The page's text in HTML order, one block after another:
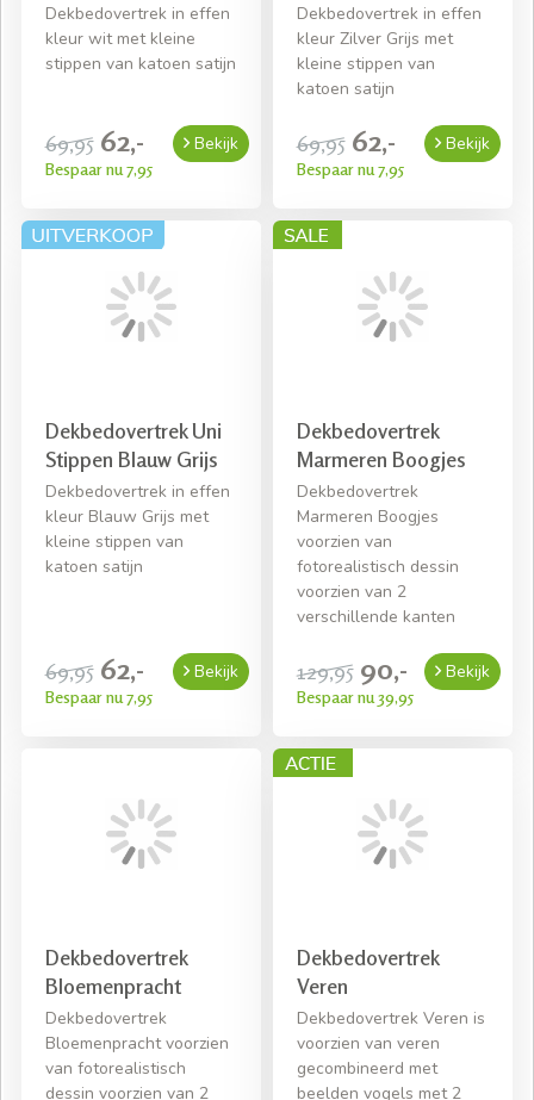
Dekbedovertrek in effen
kleur wit met kleine
stippen van katoen satijn
69,95 62,-
Bespaar nu 7,95
Bekijk
Dekbedovertrek in effen
kleur Zilver Grijs met
kleine stippen van
katoen satijn
69,95 62,-
Bespaar nu 7,95
Bekijk
Dekbedovertrek Uni
Stippen Blauw Grijs
Dekbedovertrek in effen
kleur Blauw Grijs met
kleine stippen van
katoen satijn
69,95 62,-
Bespaar nu 7,95
Bekijk
Dekbedovertrek
Marmeren Boogjes
Dekbedovertrek
Marmeren Boogjes
voorzien van
fotorealistisch dessin
voorzien van 2
verschillende kanten
129,95 90,-
Bespaar nu 39,95
Bekijk
Dekbedovertrek
Bloemenpracht
Dekbedovertrek
Bloemenpracht voorzien
van fotorealistisch
dessin voorzien van 2
Dekbedovertrek
Veren
Dekbedovertrek Veren is
voorzien van veren
gecombineerd met
beelden vogels met 2